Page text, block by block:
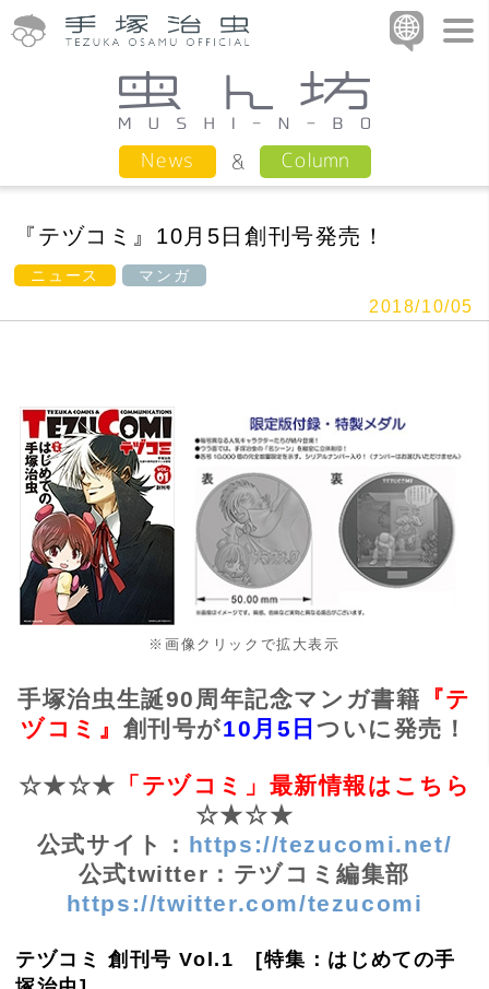
News Column
『テヅコミ』10月5日創刊号発売！
ニュース マンガ
2018/10/05
※画像クリックで拡大表示
手塚治虫生誕90周年記念マンガ書籍 『テ
ヅコミ』 創刊号が10月5日ついに発売！
☆★☆★ 「テヅコミ」最新情報はこちら
☆★☆★
公式サイト： https://tezucomi.net/
公式twitter：テヅコミ編集部
https://twitter.com/tezucomi
テヅコミ 創刊号 Vol.1 [特集：はじめての手